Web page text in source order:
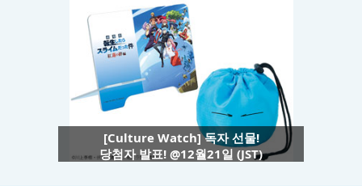
[Culture Watch] 독자 선물!
당첨자 발표! @12월21일 (JST)